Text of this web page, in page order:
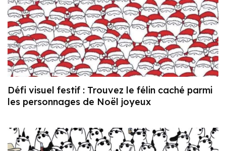
Défi visuel festif : Trouvez le félin caché parmi
les personnages de Noël joyeux